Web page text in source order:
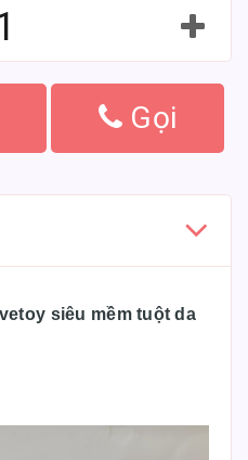
Gọi
siêu mềm tuột da